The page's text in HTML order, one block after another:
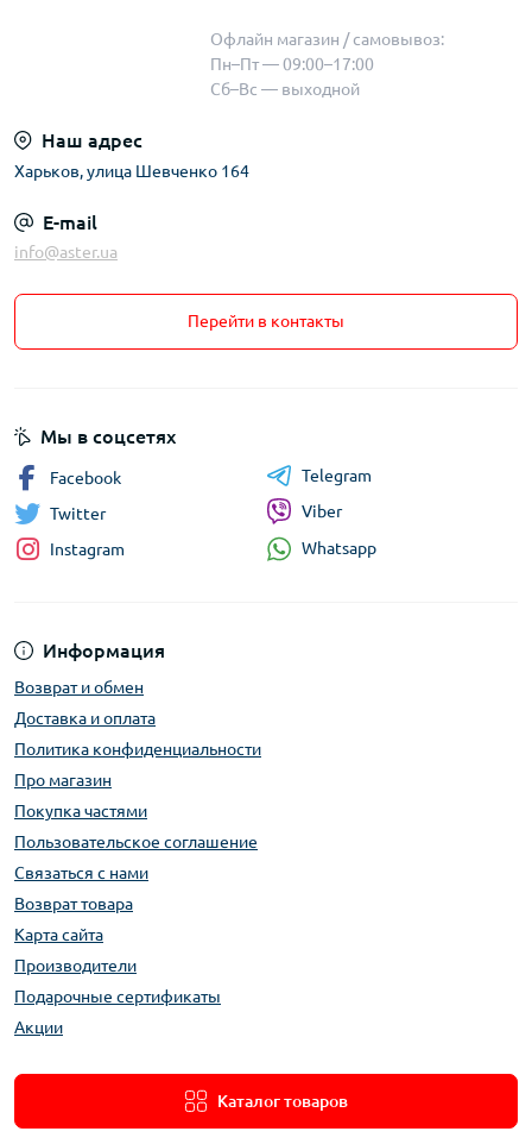
Офлайн магазин / самовывоз:
Пн–Пт — 09:00–17:00
Сб–Вс — выходной
Наш адрес
Харьков, улица Шевченко 164
E-mail
info@aster.ua
Перейти в контакты
Информация
Возврат и обмен
Доставка и оплата
Политика конфиденциальности
Про магазин
Покупка частями
Пользовательское соглашение
Связаться с нами
Возврат товара
Карта сайта
Производители
Подарочные сертификаты
Акции
Каталог товаров
Мы в соцсетях
Facebook
Twitter
Instagram
Telegram
Viber
Whatsapp